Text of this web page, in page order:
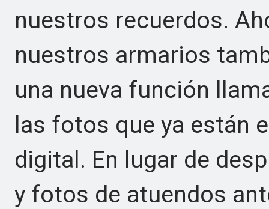
nuestros recuerdos.
nuestros armarios
una nueva función
las fotos que ya están
digital. En lugar de
y fotos de atuendos